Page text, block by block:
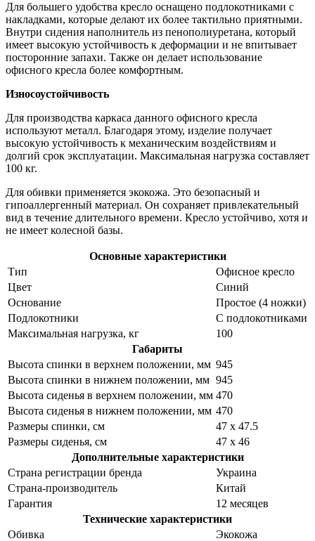
Для большего удобства кресло оснащено подлокотниками с
накладками, которые делают их более тактильно приятными.
Внутри сидения наполнитель из пенополиуретана, который
имеет высокую устойчивость к деформации и не впитывает
посторонние запахи. Также он делает использование
офисного кресла более комфортным.
Износоустойчивость
Для производства каркаса данного офисного кресла
используют металл. Благодаря этому, изделие получает
высокую устойчивость к механическим воздействиям и
долгий срок эксплуатации. Максимальная нагрузка составляет
100 кг.
Для обивки применяется экокожа. Это безопасный и
гипоаллергенный материал. Он сохраняет привлекательный
вид в течение длительного времени. Кресло устойчиво, хотя и
не имеет колесной базы.
Основные характеристики
Тип
Офисное кресло
Цвет
Синий
Основание
Простое (4 ножки)
Подлокотники
С подлокотниками
Максимальная нагрузка, кг
100
Габариты
Высота спинки в верхнем положении, мм 945
Высота спинки в нижнем положении, мм 945
Высота сиденья в верхнем положении, мм 470
Высота сиденья в нижнем положении, мм 470
Размеры спинки, см
47 x 47.5
Размеры сиденья, см
47 x 46
Дополнительные характеристики
Страна регистрации бренда
Украина
Страна-производитель
Китай
Гарантия
12 месяцев
Технические характеристики
Обивка
Экокожа